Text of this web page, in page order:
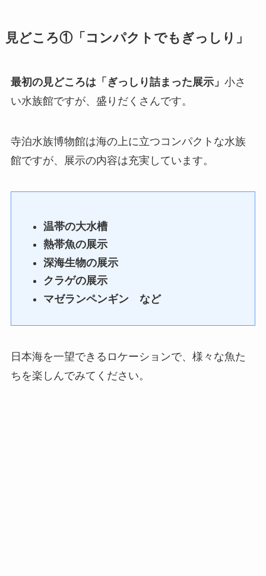
見どころ①「コンパクトでもぎっしり」
最初の見どころは「ぎっしり詰まった展示」 小さ
い水族館ですが、盛りだくさんです。
寺泊水族博物館は海の上に立つコンパクトな水族
館ですが、展示の内容は充実しています。
温帯の大水槽
熱帯魚の展示
深海生物の展示
クラゲの展示
マゼランペンギン など
日本海を一望できるロケーションで、様々な魚た
ちを楽しんでみてください。